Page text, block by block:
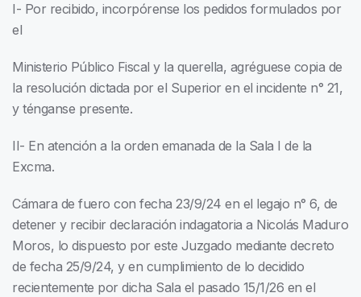
I- Por recibido, incorpórense los pedidos formulados por
el
Ministerio Público Fiscal y la querella, agréguese copia de
la resolución dictada por el Superior en el incidente n° 21,
y ténganse presente.
II- En atención a la orden emanada de la Sala I de la
Excma.
Cámara de fuero con fecha 23/9/24 en el legajo n° 6, de
detener y recibir declaración indagatoria a Nicolás Maduro
Moros, lo dispuesto por este Juzgado mediante decreto
de fecha 25/9/24, y en cumplimiento de lo decidido
recientemente por dicha Sala el pasado 15/1/26 en el